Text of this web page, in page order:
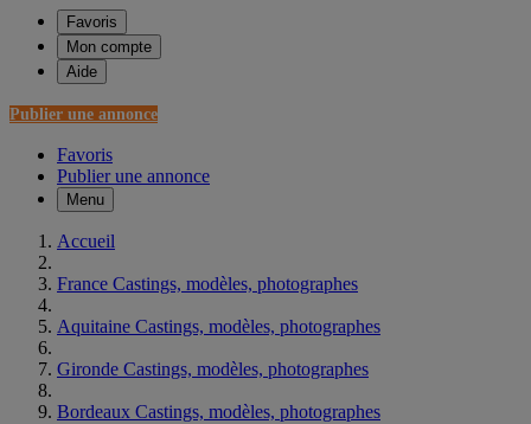
Favoris
Mon compte
Aide
Publier une annonce
Favoris
Publier une annonce
Menu
Accueil
France Castings, modèles, photographes
Aquitaine Castings, modèles, photographes
Gironde Castings, modèles, photographes
Bordeaux Castings, modèles, photographes